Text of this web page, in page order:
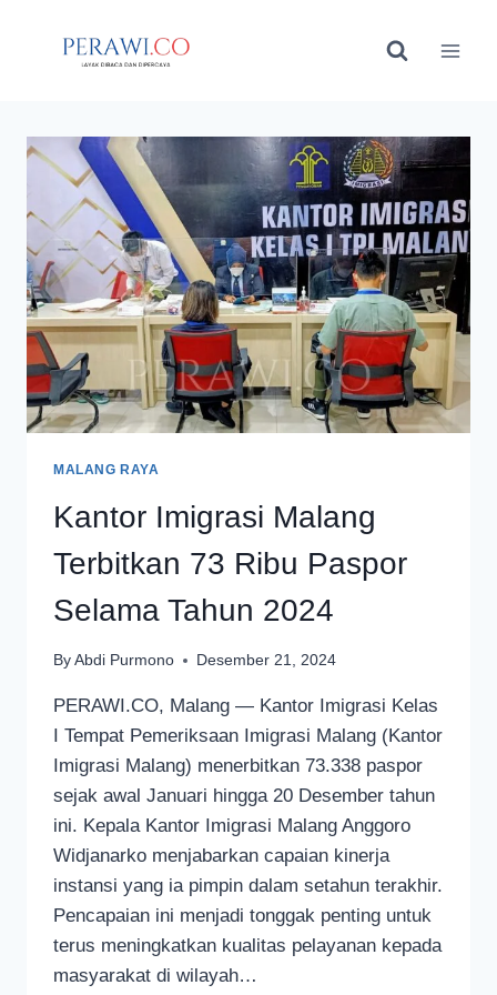
MALANG RAYA
Kantor Imigrasi Malang
Terbitkan 73 Ribu Paspor
Selama Tahun 2024
By Abdi Purmono Desember 21, 2024
PERAWI.CO, Malang — Kantor Imigrasi Kelas
I Tempat Pemeriksaan Imigrasi Malang (Kantor
Imigrasi Malang) menerbitkan 73.338 paspor
sejak awal Januari hingga 20 Desember tahun
ini. Kepala Kantor Imigrasi Malang Anggoro
Widjanarko menjabarkan capaian kinerja
instansi yang ia pimpin dalam setahun terakhir.
Pencapaian ini menjadi tonggak penting untuk
terus meningkatkan kualitas pelayanan kepada
masyarakat di wilayah…